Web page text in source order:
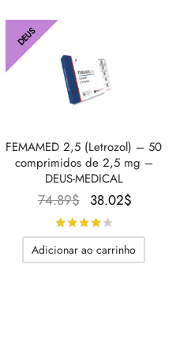
DEUS
FEMAMED 2,5 (Letrozol) – 50
comprimidos de 2,5 mg –
DEUS-MEDICAL
74.89$
O
preço
original
era:
38.02$
atual é:
Adicionar ao carrinho